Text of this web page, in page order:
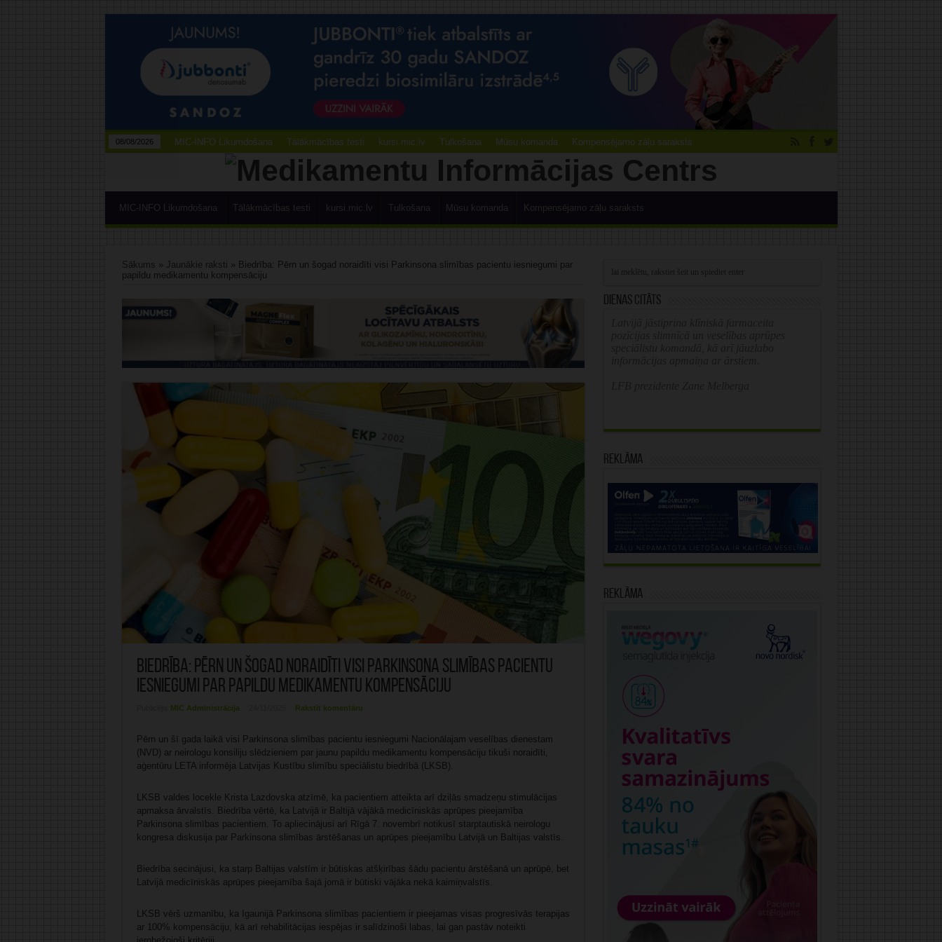
08/08/2026 MIC-INFO Likumdošana Tālākmācības testi kursi.mic.lv Tulkošana Mūsu komanda Kompensējamo zāļu saraksts
MIC-INFO Likumdošana Tālākmācības testi kursi.mic.lv Tulkošana Mūsu komanda Kompensējamo zāļu saraksts
Sākums » Jaunākie raksti » Biedrība: Pērn un šogad noraidīti visi Parkinsona slimības pacientu iesniegumi par
papildu medikamentu kompensāciju
Biedrība: Pērn un šogad noraidīti visi Parkinsona slimības pacientu
iesniegumi par papildu medikamentu kompensāciju
MIC Administrācija Rakstīt komentāru
Pērn un šī gada laikā visi Parkinsona slimības pacientu iesniegumi Nacionālajam veselības dienestam
(NVD) ar neirologu konsiliju slēdzieniem par jaunu papildu medikamentu kompensāciju tikuši noraidīti,
aģentūru LETA informēja Latvijas Kustību slimību speciālistu biedrībā (LKSB).
LKSB valdes locekle Krista Lazdovska atzīmē, ka pacientiem atteikta arī dziļās smadzeņu stimulācijas
apmaksa ārvalstīs. Biedrība vērtē, ka Latvijā ir Baltijā vājākā medicīniskās aprūpes pieejamība
Parkinsona slimības pacientiem. To apliecinājusi arī Rīgā 7. novembrī notikusī starptautiskā neirologu
kongresa diskusija par Parkinsona slimības ārstēšanas un aprūpes pieejamību Latvijā un Baltijas valstīs.
Biedrība secinājusi, ka starp Baltijas valstīm ir būtiskas atšķirības šādu pacientu ārstēšanā un aprūpē, bet
Latvijā medicīniskās aprūpes pieejamība šajā jomā ir būtiski vājāka nekā kaimiņvalstīs.
LKSB vērš uzmanību, ka Igaunijā Parkinsona slimības pacientiem ir pieejamas visas progresīvās terapijas
ar 100% kompensāciju, kā arī rehabilitācijas iespējas ir salīdzinoši labas, lai gan pastāv noteikti
Dienas citāts
Reklāma
Reklāma